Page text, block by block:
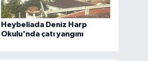
Heybeliada Deniz Harp
Okulu'nda çatı yangını